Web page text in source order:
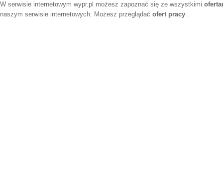
W serwisie internetowym wypr.pl możesz zapoznać się ze wszystkimi
naszym serwisie internetowych. Możesz przeglądać ofert pracy .